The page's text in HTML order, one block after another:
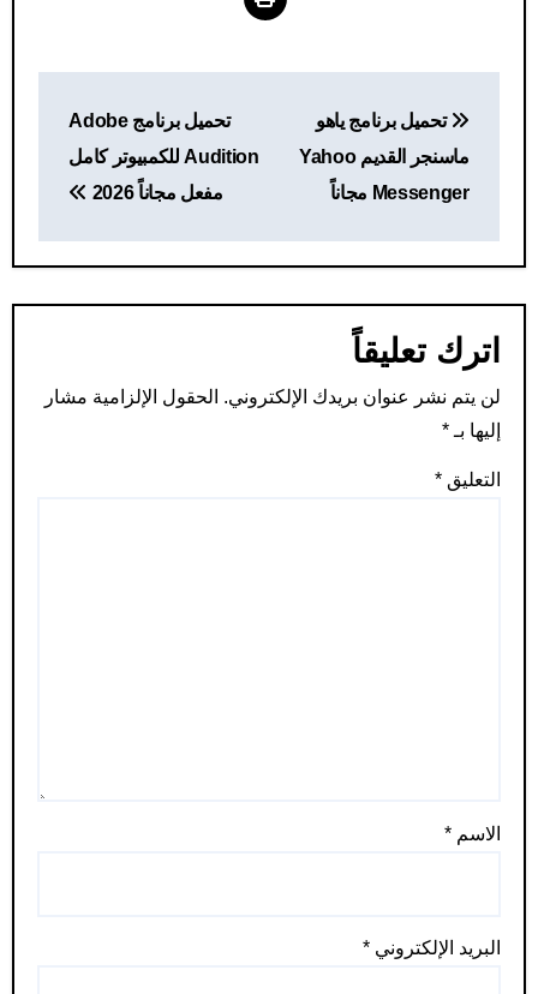
المقالات
تحميل برنامج ياهو
ماسنجر القديم Yahoo
Messenger مجاناً
تحميل برنامج Adobe
Audition للكمبيوتر كامل
مفعل مجاناً 2026
اترك تعليقاً
لن يتم نشر عنوان بريدك الإلكتروني. الحقول الإلزامية مشار
إليها بـ *
التعليق *
الاسم *
البريد الإلكتروني *